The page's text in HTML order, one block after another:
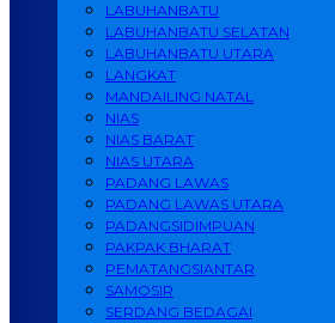
LABUHANBATU
LABUHANBATU SELATAN
LABUHANBATU UTARA
LANGKAT
MANDAILING NATAL
NIAS
NIAS BARAT
NIAS UTARA
PADANG LAWAS
PADANG LAWAS UTARA
PADANGSIDIMPUAN
PAKPAK BHARAT
PEMATANGSIANTAR
SAMOSIR
SERDANG BEDAGAI